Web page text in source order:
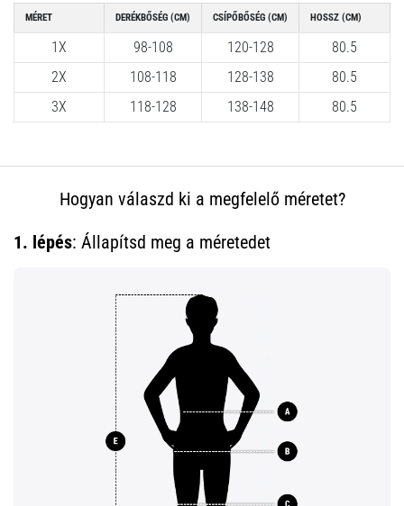
vagy
profiról.
Mik
fájdalom…
10 perces olvasási idő
Fasciitis:
leghatékonyabb
MÉRET
1X
2X
3X
DERÉKBŐSÉG (CM)
98-108
108-118
118-128
CSÍPŐBŐSÉG (CM)
120-128
128-138
138-148
HOSSZ (CM)
80.5
80.5
80.5
Hogyan válaszd ki a megfelelő méretet?
1. lépés: Állapítsd meg a méretedet